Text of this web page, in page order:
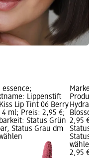
essence;
Lippenstift
Lip Tint 06 Berry
4 ml; Preis: 2,95 €;
Status Grün
Status Grau dm
Marke:
Hydra
2,95 €;
Status
Status
wählen
2,95 €